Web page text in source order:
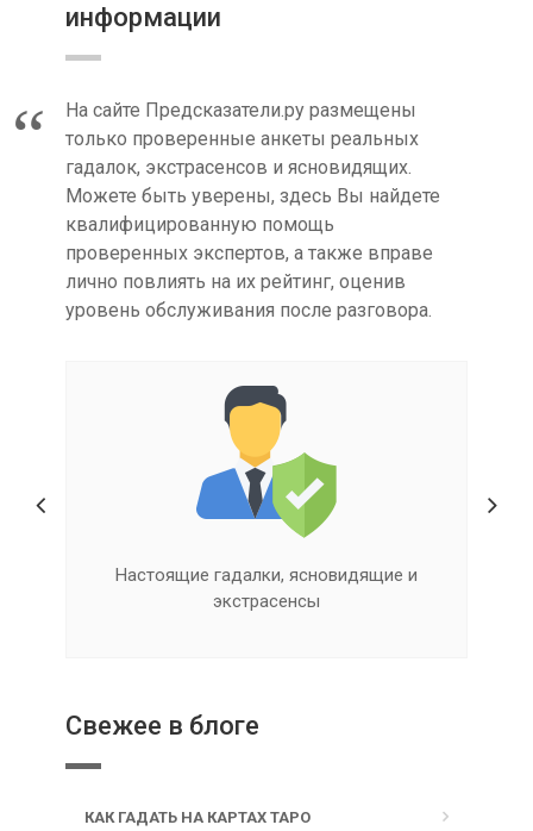
информации
На сайте Предсказатели.ру размещены
только проверенные анкеты реальных
гадалок, экстрасенсов и ясновидящих.
Можете быть уверены, здесь Вы найдете
квалифицированную помощь
проверенных экспертов, а также вправе
лично повлиять на их рейтинг, оценив
уровень обслуживания после разговора.
Квалифицированная помощь онлайн
Свежее в блоге
КАК ГАДАТЬ НА КАРТАХ ТАРО